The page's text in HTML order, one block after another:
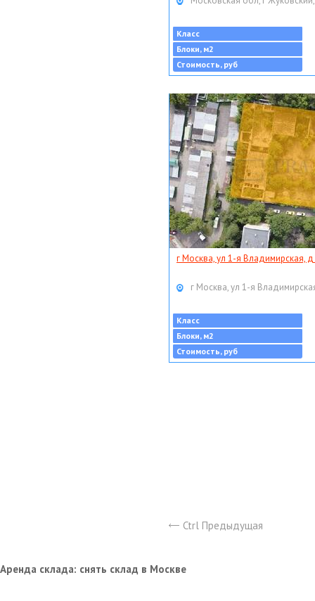
Класс
Блоки, м2
Стоимость, руб
г Москва, ул 1-я Владимирская, д
г Москва, ул 1-я
Класс
Блоки, м2
Стоимость, руб
Ctrl Предыдущая
Аренда склада: снять склад в Москве